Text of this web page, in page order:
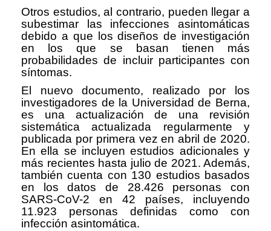
Otros estudios, al contrario, pueden llegar a
subestimar las infecciones asintomáticas
debido a que los diseños de investigación
en los que se basan tienen más
probabilidades de incluir participantes con
síntomas.
El nuevo documento, realizado por los
investigadores de la Universidad de Berna,
es una actualización de una revisión
sistemática actualizada regularmente y
publicada por primera vez en abril de 2020.
En ella se incluyen estudios adicionales y
más recientes hasta julio de 2021. Además,
también cuenta con 130 estudios basados
en los datos de 28.426 personas con
SARS-CoV-2 en 42 países, incluyendo
11.923 personas definidas como con
infección asintomática.